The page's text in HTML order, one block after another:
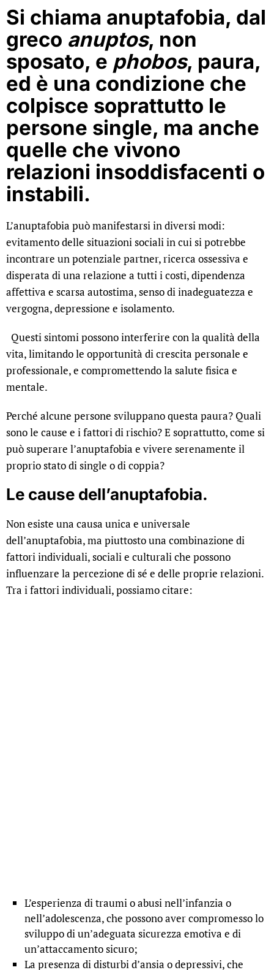
Si chiama anuptafobia, dal
greco anuptos, non
sposato, e phobos, paura,
ed è una condizione che
colpisce soprattutto le
persone single, ma anche
quelle che vivono
relazioni insoddisfacenti o
instabili.
L’anuptafobia può manifestarsi in diversi modi:
evitamento delle situazioni sociali in cui si potrebbe
incontrare un potenziale partner, ricerca ossessiva e
disperata di una relazione a tutti i costi, dipendenza
affettiva e scarsa autostima, senso di inadeguatezza e
vergogna, depressione e isolamento.
Questi sintomi possono interferire con la qualità della
vita, limitando le opportunità di crescita personale e
professionale, e compromettendo la salute fisica e
mentale.
Perché alcune persone sviluppano questa paura? Quali
sono le cause e i fattori di rischio? E soprattutto, come si
può superare l’anuptafobia e vivere serenamente il
proprio stato di single o di coppia?
Le cause dell’anuptafobia.
Non esiste una causa unica e universale
dell’anuptafobia, ma piuttosto una combinazione di
fattori individuali, sociali e culturali che possono
influenzare la percezione di sé e delle proprie relazioni.
Tra i fattori individuali, possiamo citare:
L’esperienza di traumi o abusi nell’infanzia o
nell’adolescenza, che possono aver compromesso lo
sviluppo di un’adeguata sicurezza emotiva e di
un’attaccamento sicuro;
La presenza di disturbi d’ansia o depressivi, che